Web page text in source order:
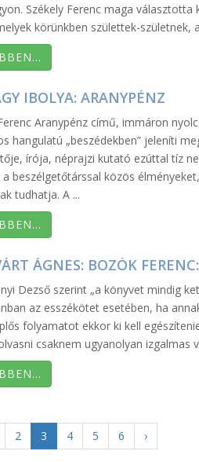
Székely Ferenc maga
körünkben születtek-születnek,
IBOLYA: ARANYPÉNZ
Aranypénz című, immáron
hangulatú „beszédekben” jeleníti
írója, néprajzi kutató ezúttal tíz
beszélgetőtárssal közös
tudhatja. A ...
ÁGNES: BOZÓK
Dezső szerint „a könyvet mindig
az esszékötet esetében, ha
folyamatot ekkor ki kell
csaknem ugyanolyan izgalmas
2 3 4 5 6 ›